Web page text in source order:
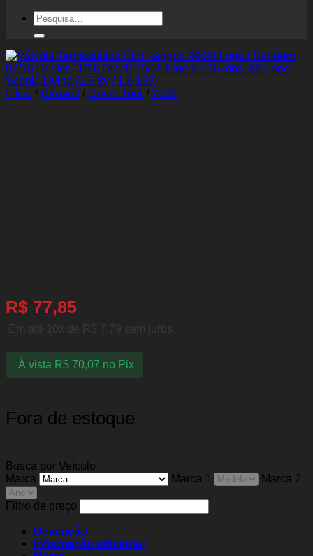
Pesquisar
por:
Início / Renault / Grand Tour / 2006
R$ 77,85
Em até 10x de R$ 7,79 sem juros
À vista R$70,07 no Pix
Fora de estoque
Busca por Veículo
Marca
Marca 1 Marca 2
Filtro de preço
Descrição
Informação adicional